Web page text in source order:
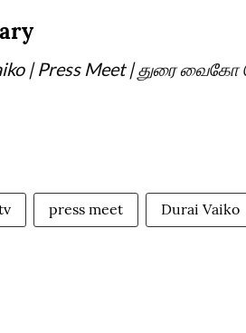
| Press Meet | துரை வைகோ
press meet Durai Vaiko